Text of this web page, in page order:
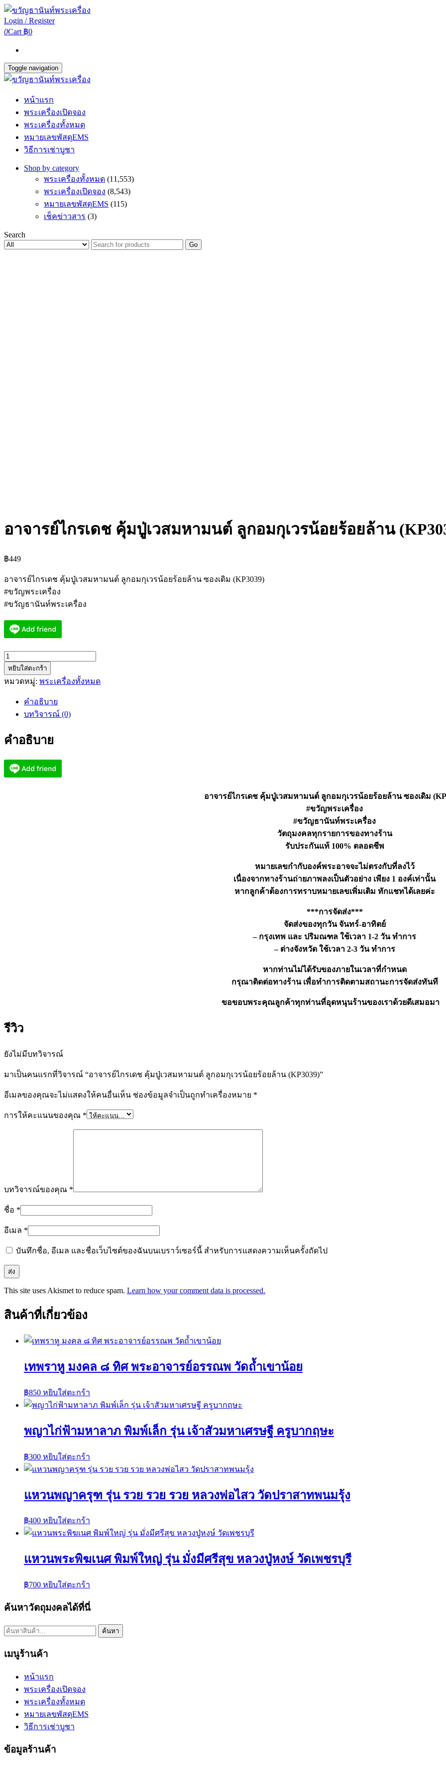
Login / Register
0Cart ฿0
Toggle navigation
หน้าแรก
พระเครื่องเปิดจอง
พระเครื่องทั้งหมด
หมายเลขพัสดุEMS
วิธีการเช่าบูชา
Shop by category
พระเครื่องทั้งหมด (11,553)
พระเครื่องเปิดจอง (8,543)
หมายเลขพัสดุEMS (115)
เช็คข่าวสาร (3)
Search
Go
อาจารย์ไกรเดช คุ้มปู่เวสมหามนต์ ลูกอมกุเวรน้อยร้อยล้าน
฿449
อาจารย์ไกรเดช คุ้มปู่เวสมหามนต์ ลูกอมกุเวรน้อยร้อยล้าน ซองเดิม (KP3039)
#ขวัญพระเครื่อง
#ขวัญธานันท์พระเครื่อง
จำนวน
อาจารย์
ไกร
สม
มนต์
หยิบใส่ตะกร้า
หมวดหมู่: พระเครื่องทั้งหมด
คำอธิบาย
บทวิจารณ์ (0)
คำอธิบาย
อาจารย์ไกรเดช คุ้มปู่เวสมหามนต์ ลูกอมกุเวรน้อยร้อยล้าน ซองเดิม
#ขวัญพระเครื่อง
#ขวัญธานันท์พระเครื่อง
วัตถุมงคลทุกรายการของทางร้าน
รับประกันแท้ 100% ตลอดชีพ
หมายเลขกำกับองค์พระอาจจะไม่ตรงกับที่ลงไว้
เนื่องจากทางร้านถ่ายภาพลงเป็นตัวอย่าง เพียง 1 องค์เท่านั้น
หากลูกค้าต้องการทราบหมายเลขเพิ่มเติม ทักแชทได้เลยค่ะ
***การจัดส่ง***
จัดส่งของทุกวัน จันทร์-อาทิตย์
– กรุงเทพ และ ปริมณฑล ใช้เวลา 1-2 วัน ทำการ
– ต่างจังหวัด ใช้เวลา 2-3 วัน ทำการ
หากท่านไม่ได้รับของภายในเวลาที่กำหนด
กรุณาติดต่อทางร้าน เพื่อทำการติดตามสถานะการจัดส่งทันที
ขอขอบพระคุณลูกค้าทุกท่านที่อุดหนุนร้านของเราด้วยดีเสมอมา
รีวิว
ยังไม่มีบทวิจารณ์
มาเป็นคนแรกที่วิจารณ์ “อาจารย์ไกรเดช คุ้มปู่เวสมหามนต์ ลูกอมกุเวรน้อยร้อยล้าน (KP3039)”
อีเมลของคุณจะไม่แสดงให้คนอื่นเห็น ช่องข้อมูลจำเป็นถูกทำเครื่องหมาย *
การให้คะแนนของคุณ *
บทวิจารณ์ของคุณ *
ชื่อ *
อีเมล *
บันทึกชื่อ, อีเมล และชื่อเว็บไซต์ของฉันบนเบราว์เซอร์นี้ สำหรับการแสดงความเห็นครั้งถัดไป
This site uses Akismet to reduce spam. Learn how your comment data is processed.
สินค้าที่เกี่ยวข้อง
เทพราหู มงคล ๘ ทิศ พระอาจารย์อรรณพ วัดถ้ำเขาน้อย
฿850 หยิบใส่ตะกร้า
พญาไก่ฟ้ามหาลาภ พิมพ์เล็ก รุ่น เจ้าสัวมหาเศรษฐี ครูบากฤษะ
฿300 หยิบใส่ตะกร้า
แหวนพญาครุฑ รุ่น รวย รวย รวย หลวงพ่อไสว วัดปราสาทพนมรุ้ง
฿400 หยิบใส่ตะกร้า
แหวนพระพิฆเนศ พิมพ์ใหญ่ รุ่น มั่งมีศรีสุข หลวงปู่หงษ์ วัดเพชรบุรี
฿700 หยิบใส่ตะกร้า
ค้นหาวัตถุมงคลได้ที่นี่
ค้นหา: ค้นหา
เมนูร้านค้า
หน้าแรก
พระเครื่องเปิดจอง
พระเครื่องทั้งหมด
หมายเลขพัสดุEMS
วิธีการเช่าบูชา
ข้อมูลร้านค้า